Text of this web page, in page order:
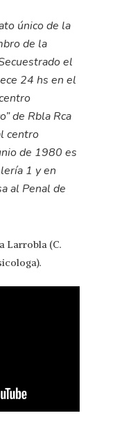
único de la
de la
el
24 hs en el
de Rbla Rca
centro
de 1980 es
1 y en
al Penal de
Larrobla (C.